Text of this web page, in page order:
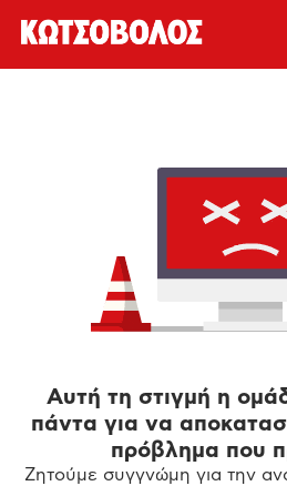
Αυτή τη στιγμή η
πάντα για να
πρόβλημα που
Ζητούμε συγγνώμη για την